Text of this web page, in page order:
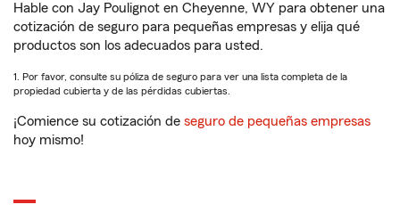
Hable con Jay Poulignot en Cheyenne, WY para obtener una
cotización de seguro para pequeñas empresas y elija qué
productos son los adecuados para usted.
1. Por favor, consulte su póliza de seguro para ver una lista completa de la
propiedad cubierta y de las pérdidas cubiertas.
¡Comience su cotización de seguro de pequeñas empresas
hoy mismo!